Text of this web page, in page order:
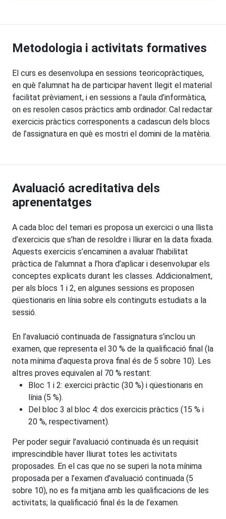
Metodologia i activitats formatives
El curs es desenvolupa en sessions teoricopràctiques,
en què l’alumnat ha de participar havent llegit el material
facilitat prèviament, i en sessions a l’aula d’informàtica,
on es resolen casos pràctics amb ordinador. Cal redactar
exercicis pràctics corresponents a cadascun dels blocs
de l’assignatura en què es mostri el domini de la matèria.
Avaluació acreditativa dels
aprenentatges
A cada bloc del temari es proposa un exercici o una llista
d’exercicis que s’han de resoldre i lliurar en la data fixada.
Aquests exercicis s’encaminen a avaluar l’habilitat
pràctica de l’alumnat a l’hora d’aplicar i desenvolupar els
conceptes explicats durant les classes. Addicionalment,
per als blocs 1 i 2, en algunes sessions es proposen
qüestionaris en línia sobre els continguts estudiats a la
sessió.
En l’avaluació continuada de l’assignatura s’inclou un
examen, que representa el 30 % de la qualificació final (la
nota mínima d’aquesta prova final és de 5 sobre 10). Les
altres proves equivalen al 70 % restant:
Bloc 1 i 2: exercici pràctic (30 %) i qüestionaris en
línia (5 %).
Del bloc 3 al bloc 4: dos exercicis pràctics (15 % i
20 %, respectivament).
Per poder seguir l’avaluació continuada és un requisit
imprescindible haver lliurat totes les activitats
proposades. En el cas que no se superi la nota mínima
proposada per a l’examen d’avaluació continuada (5
sobre 10), no es fa mitjana amb les qualificacions de les
activitats; la qualificació final és la de l’examen.